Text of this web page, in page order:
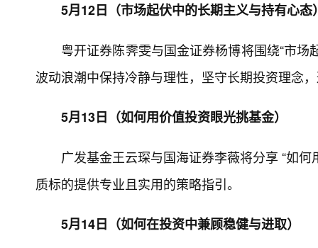
5月12日（市场起伏中的长期主义与持有心态
粤开证券陈霁雯与国金证券杨博将围绕“市
波动浪潮中保持冷静与理性，坚守长期投资理念
5月13日（如何用价值投资眼光挑基金）
广发基金王云琛与国海证券李薇将分享 “如
质标的提供专业且实用的策略指引。
5月14日（如何在投资中兼顾稳健与进取）